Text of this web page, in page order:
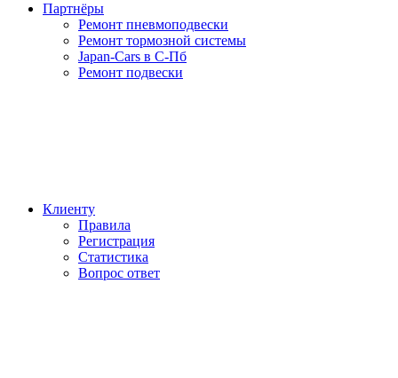
Партнёры
Ремонт пневмоподвески
Ремонт тормозной системы
Japan-Cars в С-Пб
Ремонт подвески
Клиенту
Правила
Регистрация
Статистика
Вопрос ответ